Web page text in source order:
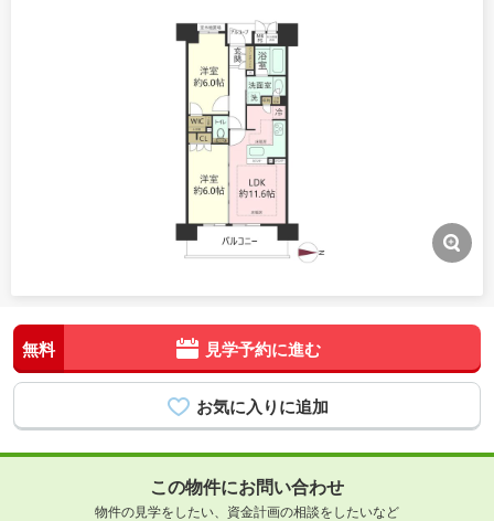
無料 見学予約に進む
この物件にお問い合わせ
物件の見学をしたい、資金計画の相談をしたいなど